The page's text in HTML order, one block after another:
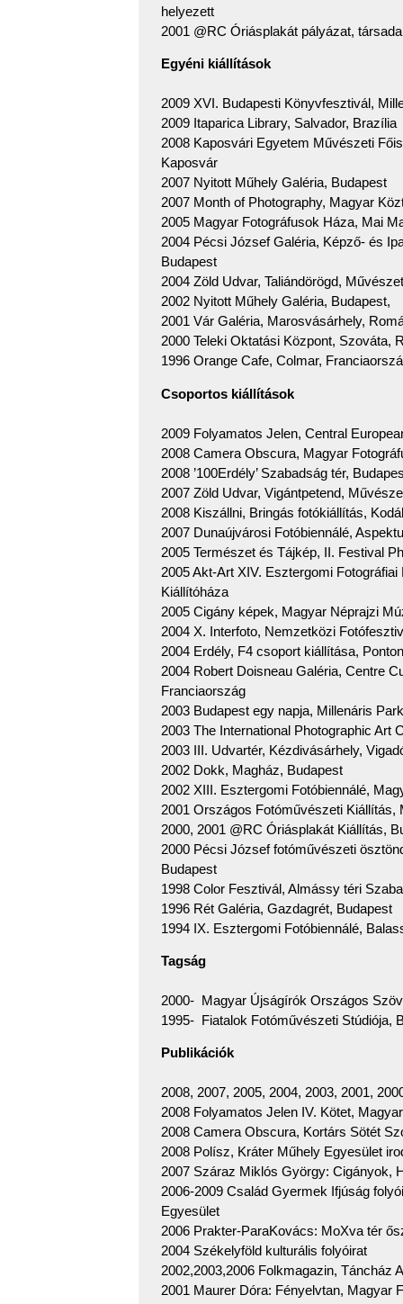
helyezett
2001 @RC Óriásplakát pályázat,
Egyéni kiállítások
2009 XVI. Budapesti Könyvfesztivál,
2009 Itaparica Library, Salvador, Brazília
2008 Kaposvári Egyetem Művészeti
Kaposvár
2007 Nyitott Műhely Galéria, Budapest
2007 Month of Photography, Magyar
2005 Magyar Fotográfusok Háza, Mai
2004 Pécsi József Galéria, Képző- és
Budapest
2004 Zöld Udvar, Taliándörögd,
2002 Nyitott Műhely Galéria, Budapest,
2001 Vár Galéria, Marosvásárhely,
2000 Teleki Oktatási Központ, Szováta,
1996 Orange Cafe, Colmar,
Csoportos kiállítások
2009 Folyamatos Jelen, Central
2008 Camera Obscura, Magyar
2008 ’100Erdély’ Szabadság tér,
2007 Zöld Udvar, Vigántpetend,
2008 Kiszállni, Bringás fotókiállítás,
2007 Dunaújvárosi Fotóbiennálé,
2005 Természet és Tájkép, II. Festival
2005 Akt-Art XIV. Esztergomi
Kiállítóháza
2005 Cigány képek, Magyar Néprajzi
2004 X. Interfoto, Nemzetközi
2004 Erdély, F4 csoport kiállítása,
2004 Robert Doisneau Galéria, Centre
Franciaország
2003 Budapest egy napja, Millenáris
2003 The International Photographic Art
2003 III. Udvartér, Kézdivásárhely,
2002 Dokk, Magház, Budapest
2002 XIII. Esztergomi Fotóbiennálé,
2001 Országos Fotóművészeti Kiállítás,
2000, 2001 @RC Óriásplakát Kiállítás,
2000 Pécsi József fotóművészeti
Budapest
1998 Color Fesztivál, Almássy téri
1996 Rét Galéria, Gazdagrét, Budapest
1994 IX. Esztergomi Fotóbiennálé,
Tagság
2000- Magyar Újságírók Országos
1995- Fiatalok Fotóművészeti Stúdiója,
Publikációk
2008, 2007, 2005, 2004, 2003, 2001,
2008 Folyamatos Jelen IV. Kötet,
2008 Camera Obscura, Kortárs Sötét
2008 Polísz, Kráter Műhely Egyesület
2007 Száraz Miklós György: Cigányok,
2006-2009 Család Gyermek Ifjúság
Egyesület
2006 Prakter-ParaKovács: MoXva tér
2004 Székelyföld kulturális folyóirat
2002,2003,2006 Folkmagazin, Táncház
2001 Maurer Dóra: Fényelvtan, Magyar